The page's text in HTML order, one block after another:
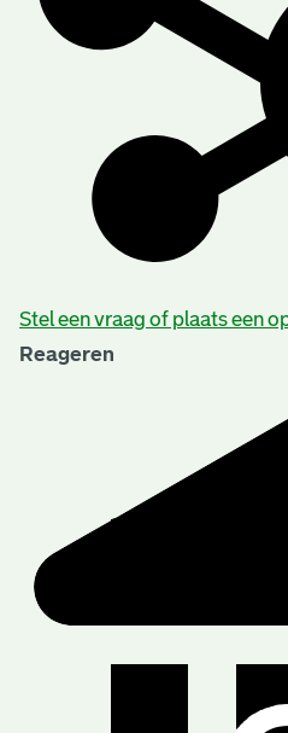
Stel een vraag of plaats een
Reageren